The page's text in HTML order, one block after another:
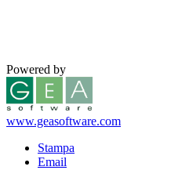
Powered by
www.geasoftware.com
Stampa
Email